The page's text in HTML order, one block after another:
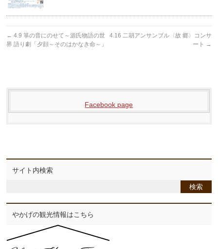
← 4.9 箏の音にのせて～源氏物語の世
界 語り劇「夕顔～そのはかなき命～」
4.16 二胡アンサンブル〈故 郷〉コンサ
ート →
Facebook page
サイト内検索
やかげの観光情報はこちら